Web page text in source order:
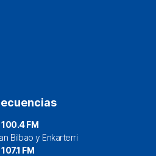
100.4 FM
Bilbao y Enkarterri
107.1 FM